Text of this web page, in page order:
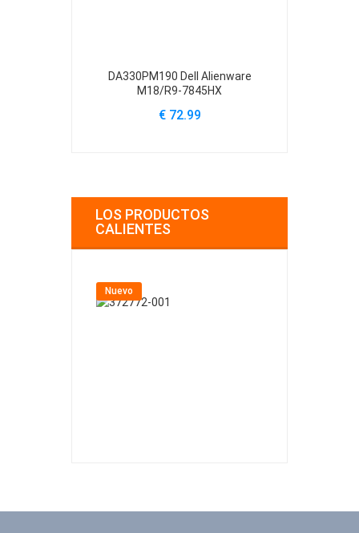
DA330PM190 Dell Alienware
M18/R9-7845HX
€ 72.99
LOS PRODUCTOS
CALIENTES
Nuevo